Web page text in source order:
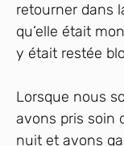
retourner dans
qu’elle était
y était restée
Lorsque nous
avons pris soin
nuit et avons